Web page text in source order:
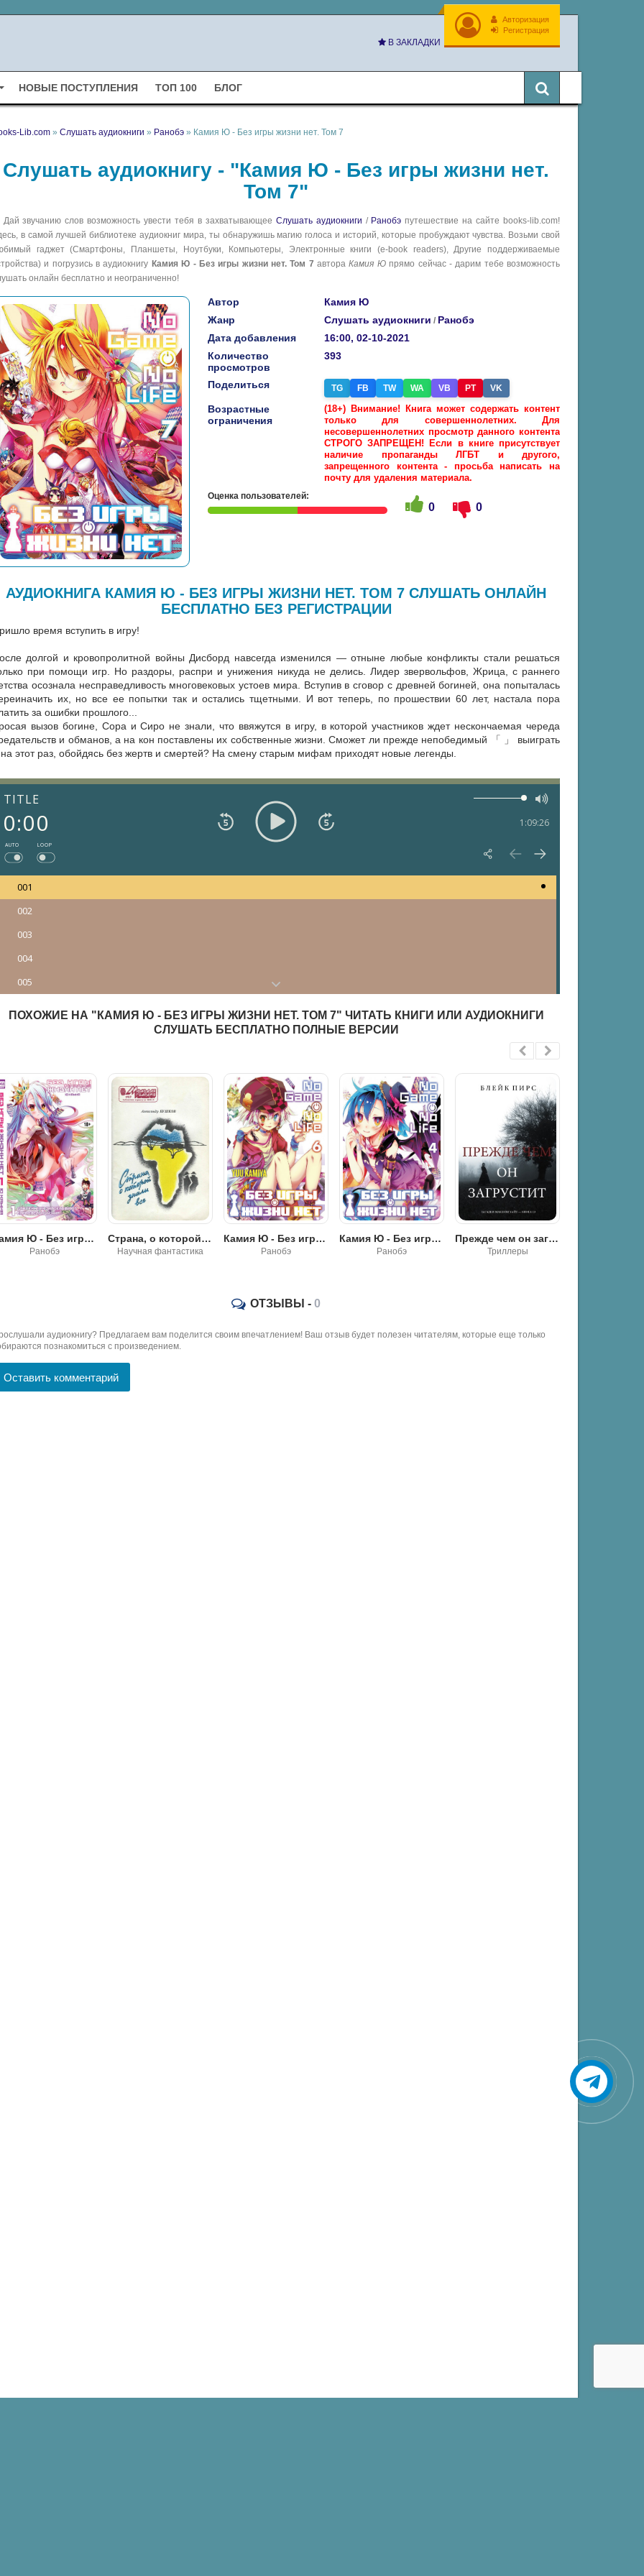
Авторизация
Регистрация
В ЗАКЛАДКИ
НОВЫЕ ПОСТУПЛЕНИЯ ТОП 100 БЛОГ
Lib.com » Слушать аудиокниги » Ранобэ » Камия Ю - Без игры жизни нет. Том 7
Слушать аудиокнигу - "Камия Ю - Без игры жизни нет.
Том 7"
Дай звучанию слов возможность увести тебя в захватывающее Слушать аудиокниги / Ранобэ путешествие на сайте books-lib.com!
в самой лучшей библиотеке аудиокниг мира, ты обнаружишь магию голоса и историй, которые пробуждают чувства. Возьми свой
гаджет (Смартфоны, Планшеты, Ноутбуки, Компьютеры, Электронные книги (e-book readers), Другие поддерживаемые
и погрузись в аудиокнигу Камия Ю - Без игры жизни нет. Том 7 автораКамия Юпрямо сейчас - дарим тебе возможность
онлайн бесплатно и неограниченно!
Автор
Камия Ю
Жанр
Слушать аудиокниги / Ранобэ
Дата добавления
16:00, 02-10-2021
Количество
просмотров
393
Поделиться TG FB TW WA VB PT VK
Возрастные
ограничения
(18+) Внимание! Книга может содержать контент
только для совершеннолетних. Для
несовершеннолетних просмотр данного контента
СТРОГО ЗАПРЕЩЕН! Если в книге присутствует
наличие пропаганды ЛГБТ и другого,
запрещенного контента - просьба написать на
почту для удаления материала.
Оценка пользователей:
0 0
АУДИОКНИГА КАМИЯ Ю - БЕЗ ИГРЫ ЖИЗНИ НЕТ. ТОМ 7 СЛУШАТЬ ОНЛАЙН
БЕСПЛАТНО БЕЗ РЕГИСТРАЦИИ
время вступить в игру!
долгой и кровопролитной войны Дисборд навсегда изменился — отныне любые конфликты стали решаться
при помощи игр. Но раздоры, распри и унижения никуда не делись. Лидер звервольфов, Жрица, с раннего
осознала несправедливость многовековых устоев мира. Вступив в сговор с древней богиней, она попыталась
их, но все ее попытки так и остались тщетными. И вот теперь, по прошествии 60 лет, настала пора
за ошибки прошлого...
вызов богине, Сора и Сиро не знали, что ввяжутся в игру, в которой участников ждет нескончаемая череда
и обманов, а на кон поставлены их собственные жизни. Сможет ли прежде непобедимый 「 」 выиграть
этот раз, обойдясь без жертв и смертей? На смену старым мифам приходят новые легенды.
TITLE
0:00 1:09:26
AUTO LOOP
001
002
003
004
005
ПОХОЖИЕ НА "КАМИЯ Ю - БЕЗ ИГРЫ ЖИЗНИ НЕТ. ТОМ 7" ЧИТАТЬ КНИГИ ИЛИ АУДИОКНИГИ
СЛУШАТЬ БЕСПЛАТНО ПОЛНЫЕ ВЕРСИИ
Камия Ю - Без игры нет жизни
Ранобэ
Страна, о которой знали все - Александр Александрович Бушков
Научная фантастика
Камия Ю - Без игры жизни нет. Том 6
Ранобэ
Камия Ю - Без игры жизни нет. Том 4
Ранобэ
Прежде чем он загрустит - Блейк Пирс
Триллеры
ОТЗЫВЫ - 0
аудиокнигу? Предлагаем вам поделится своим впечатлением! Ваш отзыв будет полезен читателям, которые еще только
познакомиться с произведением.
Оставить комментарий